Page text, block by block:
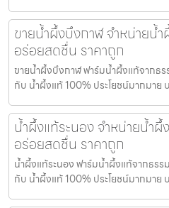
ขายน้ำผึ้งบึงกาฬ จำหน่ายน้
อร่อยสดชื่น ราคาถูก
ขายน้ำผึ้งบึงกาฬ ฟาร์มน้ำผึ้งแท้จากธ
กับ น้ำผึ้งแท้ 100% ประโยชน์มากมาย
น้ำผึ้งแท้ระนอง จำหน่ายน้ำ
อร่อยสดชื่น ราคาถูก
น้ำผึ้งแท้ระนอง ฟาร์มน้ำผึ้งแท้จากธร
กับ น้ำผึ้งแท้ 100% ประโยชน์มากมาย